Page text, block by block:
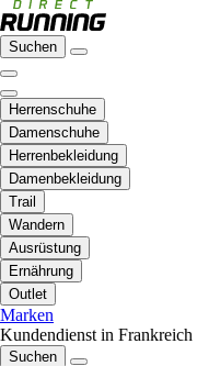
Suchen
Herrenschuhe
Damenschuhe
Herrenbekleidung
Damenbekleidung
Trail
Wandern
Ausrüstung
Ernährung
Outlet
Marken
Kundendienst in Frankreich
Suchen